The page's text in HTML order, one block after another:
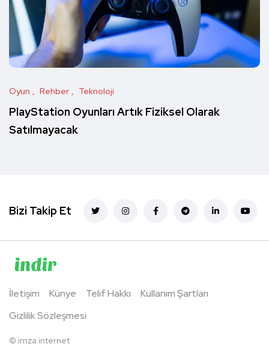
Oyun Rehber Teknoloji
PlayStation Oyunları Artık Fiziksel Olarak
Satılmayacak
Bizi Takip Et
İletişim Künye Telif Hakkı
Kullanım Şartları
Gizlilik Sözleşmesi
© imza internet